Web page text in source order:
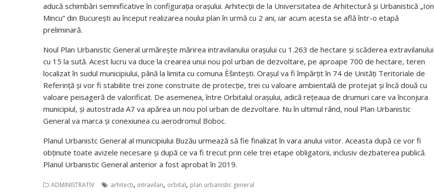
aducă schimbări semnificative în configurația orașului. Arhitecții de la Universitatea de Arhitectură și Urbanistică „Ion
Mincu” din București au început realizarea noului plan în urmă cu 2 ani, iar acum acesta se află într-o etapă
preliminară.
Noul Plan Urbanistic General urmărește mărirea intravilanului orașului cu 1.263 de hectare și scăderea extravilanului
cu 15 la sută. Acest lucru va duce la crearea unui nou pol urban de dezvoltare, pe aproape 700 de hectare, teren
localizat în sudul municipiului, până la limita cu comuna Èšintești. Orașul va fi împărțit în 74 de Unități Teritoriale de
Referință și vor fi stabilite trei zone construite de protecție, trei cu valoare ambientală de protejat și încă două cu
valoare peisageră de valorificat. De asemenea, între Orbitalul orașului, adică rețeaua de drumuri care va înconjura
municipiul, și autostrada A7 va apărea un nou pol urban de dezvoltare. Nu în ultimul rând, noul Plan Urbanistic
General va marca și conexiunea cu aerodromul Boboc.
Planul Urbanistc General al municipiului Buzău urmează să fie finalizat în vara anului viitor. Aceasta după ce vor fi
obținute toate avizele necesare și după ce va fi trecut prin cele trei etape obligatorii, inclusiv dezbaterea publică.
Planul Urbanistic General anterior a fost aprobat în 2019.
ADMINISTRATIV arhitecti, intravilan, orbital, plan urbanistic general